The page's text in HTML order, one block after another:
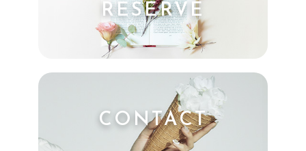
RESERVE
CONTACT